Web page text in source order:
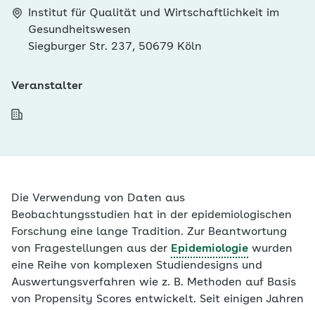
Institut für Qualität und Wirtschaftlichkeit im
Gesundheitswesen
Siegburger Str. 237, 50679 Köln
Veranstalter
Die Verwendung von Daten aus
Beobachtungsstudien hat in der epidemiologischen
Forschung eine lange Tradition. Zur Beantwortung
von Fragestellungen aus der Epidemiologie wurden
eine Reihe von komplexen Studiendesigns und
Auswertungsverfahren wie z. B. Methoden auf Basis
von Propensity Scores entwickelt. Seit einigen Jahren